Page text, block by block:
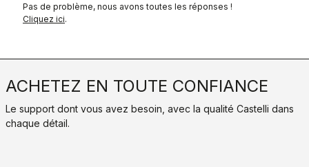
Pas de problème, nous avons toutes les réponses !
Cliquez ici.
ACHETEZ EN TOUTE CONFIANCE
Le support dont vous avez besoin, avec la qualité Castelli dans
chaque détail.